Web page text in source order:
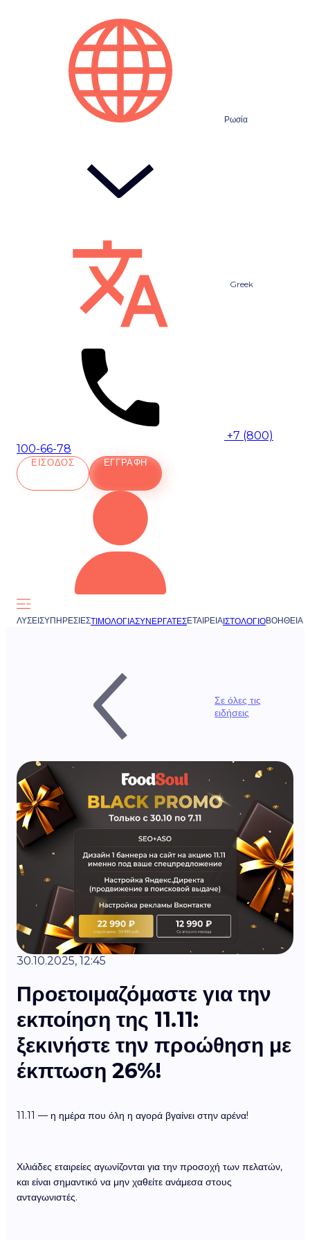
Ρωσία
Greek
+7 (800)
100-66-78
ΕΊΣΟΔΟΣ ΕΓΓΡΑΦΉ
ΛΎΣΕΙΣΥΠΗΡΕΣΊΕΣΤΙΜΟΛΌΓΙΑΣΥΝΕΡΓΆΤΕΣΕΤΑΙΡΕΊΑΙΣΤΟΛΌΓΙΟΒΟΉΘΕΙΑ
Σε όλες τις
ειδήσεις
30.10.2025, 12:45
Προετοιμαζόμαστε για την
εκποίηση της 11.11:
ξεκινήστε την προώθηση με
έκπτωση 26%!
11.11 — η ημέρα που όλη η αγορά βγαίνει στην αρένα!
Χιλιάδες εταιρείες αγωνίζονται για την προσοχή των πελατών,
και είναι σημαντικό να μην χαθείτε ανάμεσα στους
ανταγωνιστές.